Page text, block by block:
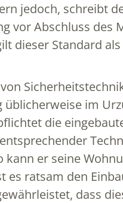
jedoch, schreibt
vor Abschluss des
dieser Standard
im
die
er seine
es ratsam den
dass